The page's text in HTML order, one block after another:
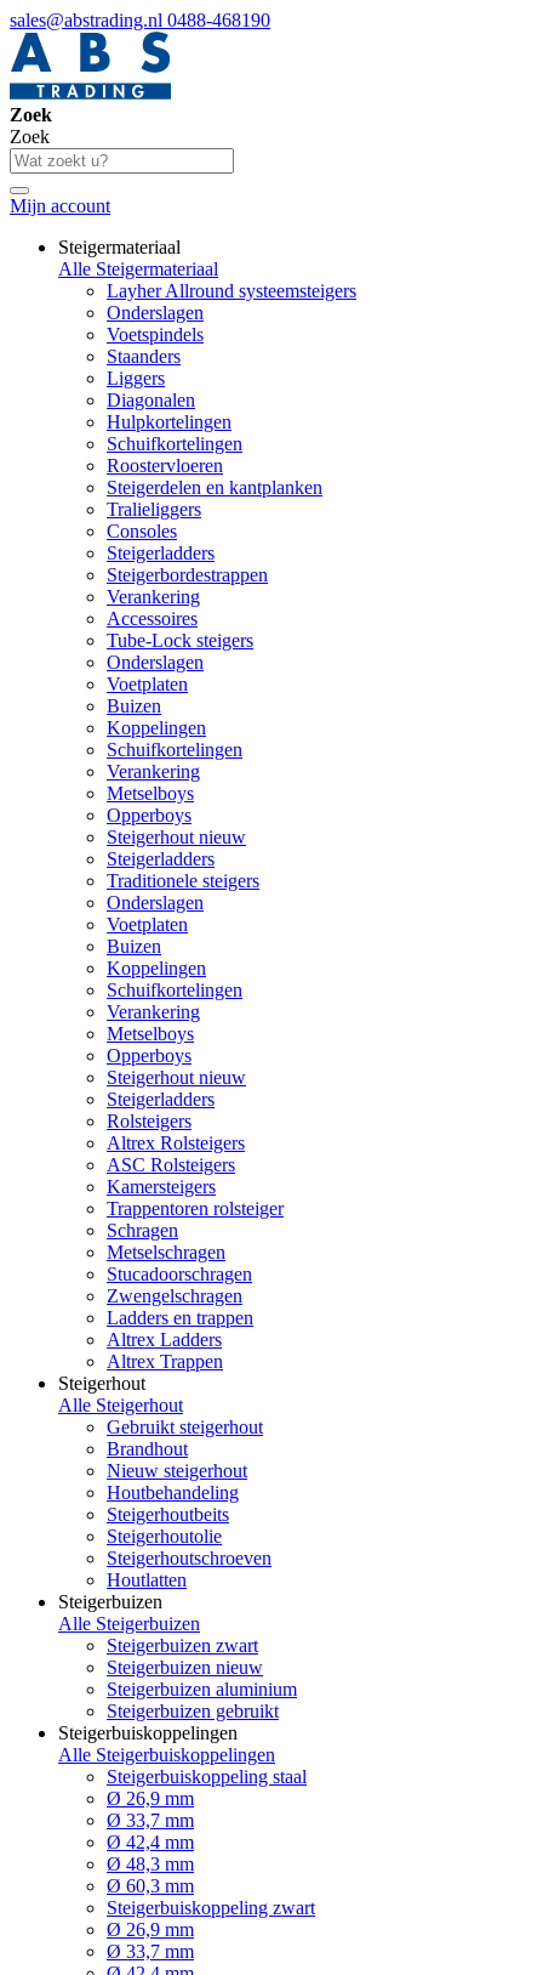
sales@abstrading.nl 0488-468190
Zoek
Zoek
Mijn account
Steigermateriaal
Alle Steigermateriaal
Layher Allround systeemsteigers
Onderslagen
Voetspindels
Staanders
Liggers
Diagonalen
Hulpkortelingen
Schuifkortelingen
Roostervloeren
Steigerdelen en kantplanken
Tralieliggers
Consoles
Steigerladders
Steigerbordestrappen
Verankering
Accessoires
Tube-Lock steigers
Onderslagen
Voetplaten
Buizen
Koppelingen
Schuifkortelingen
Verankering
Metselboys
Opperboys
Steigerhout nieuw
Steigerladders
Traditionele steigers
Onderslagen
Voetplaten
Buizen
Koppelingen
Schuifkortelingen
Verankering
Metselboys
Opperboys
Steigerhout nieuw
Steigerladders
Rolsteigers
Altrex Rolsteigers
ASC Rolsteigers
Kamersteigers
Trappentoren rolsteiger
Schragen
Metselschragen
Stucadoorschragen
Zwengelschragen
Ladders en trappen
Altrex Ladders
Altrex Trappen
Steigerhout
Alle Steigerhout
Gebruikt steigerhout
Brandhout
Nieuw steigerhout
Houtbehandeling
Steigerhoutbeits
Steigerhoutolie
Steigerhoutschroeven
Houtlatten
Steigerbuizen
Alle Steigerbuizen
Steigerbuizen zwart
Steigerbuizen nieuw
Steigerbuizen aluminium
Steigerbuizen gebruikt
Steigerbuiskoppelingen
Alle Steigerbuiskoppelingen
Steigerbuiskoppeling staal
Ø 26,9 mm
Ø 33,7 mm
Ø 42,4 mm
Ø 48,3 mm
Ø 60,3 mm
Steigerbuiskoppeling zwart
Ø 26,9 mm
Ø 33,7 mm